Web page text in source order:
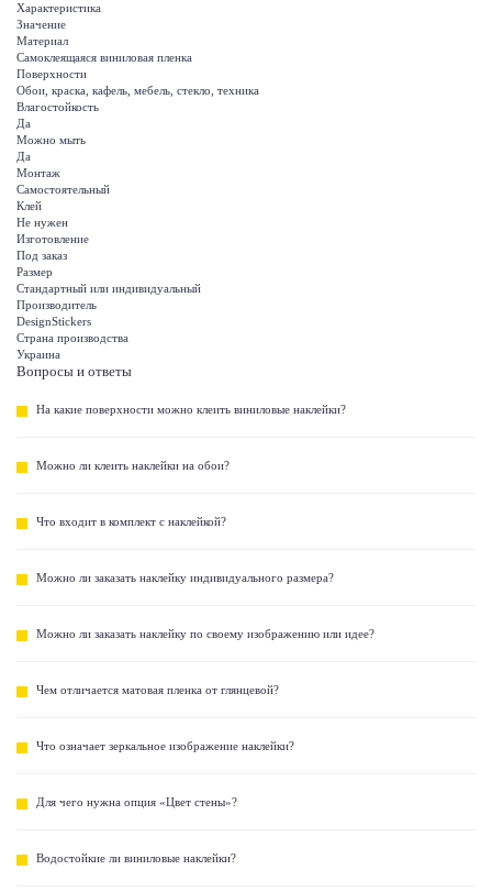
Характеристика
Значение
Материал
Самоклеящаяся виниловая пленка
Поверхности
Обои, краска, кафель, мебель, стекло, техника
Влагостойкость
Да
Можно мыть
Да
Монтаж
Самостоятельный
Клей
Не нужен
Изготовление
Под заказ
Размер
Стандартный или индивидуальный
Производитель
DesignStickers
Страна производства
Украина
Вопросы и ответы
На какие поверхности можно клеить виниловые наклейки?
Можно ли клеить наклейки на обои?
Что входит в комплект с наклейкой?
Можно ли заказать наклейку индивидуального размера?
Можно ли заказать наклейку по своему изображению или идее?
Чем отличается матовая пленка от глянцевой?
Что означает зеркальное изображение наклейки?
Для чего нужна опция «Цвет стены»?
Водостойкие ли виниловые наклейки?